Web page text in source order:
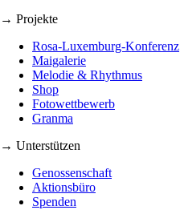
→ Projekte
Rosa-Luxemburg-Konferenz
Maigalerie
Melodie & Rhythmus
Shop
Fotowettbewerb
Granma
→ Unterstützen
Genossenschaft
Aktionsbüro
Spenden